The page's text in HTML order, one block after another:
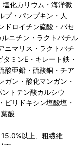
塩化カリウム・海洋微
プ・パンプキン・人
ドロイチン硫酸・パセ
ニチン・ラクトバチル
ニマリス・ラクトバチ
ミンE・キレート鉄・
酸亜鉛・硫酸銅・チア
ガン・酸化マンガン・
トテン酸カルシウ
ピリドキシン塩酸塩・
酸
以上、粗繊維